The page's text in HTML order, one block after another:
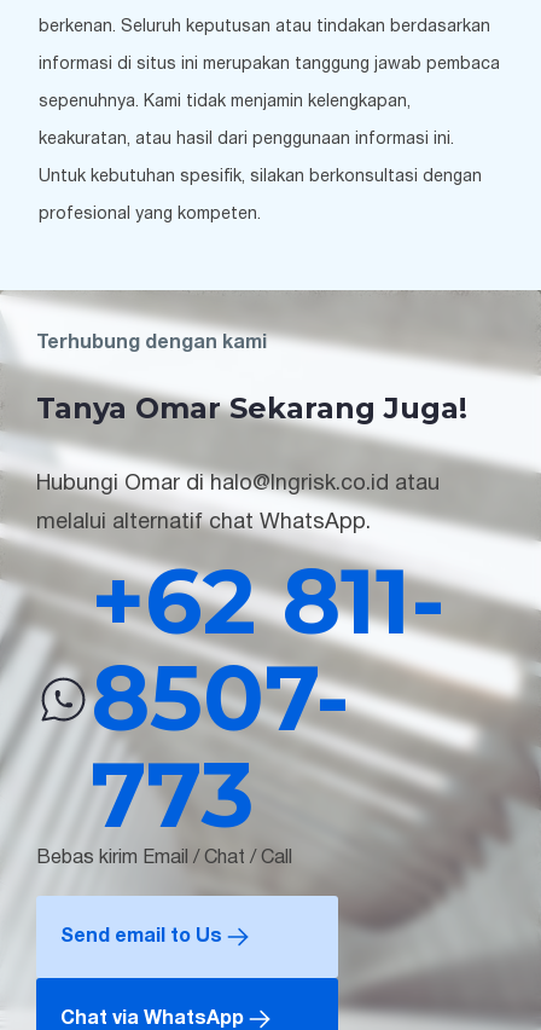
berkenan. Seluruh keputusan atau tindakan berdasarkan
informasi di situs ini merupakan tanggung jawab pembaca
sepenuhnya. Kami tidak menjamin kelengkapan,
keakuratan, atau hasil dari penggunaan informasi ini.
Untuk kebutuhan spesifik, silakan berkonsultasi dengan
profesional yang kompeten.
Terhubung dengan kami
Tanya Omar Sekarang Juga!
Hubungi Omar di halo@lngrisk.co.id atau
melalui alternatif chat WhatsApp.
+62 811-
8507-
773
Bebas kirim Email / Chat / Call
Send email to Us
Chat via WhatsApp